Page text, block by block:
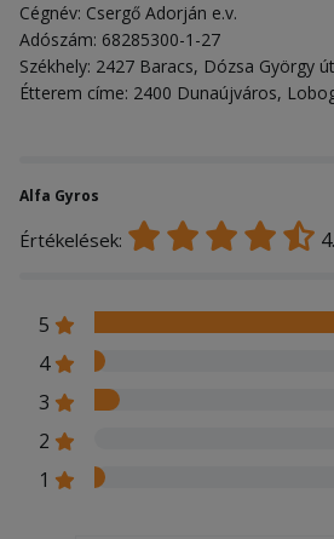
Cégnév: Csergő Adorján e.v.
Adószám: 68285300-1-27
Székhely: 2427 Baracs, Dózsa György
Étterem címe: 2400 Dunaújváros,
Alfa Gyros
Értékelések:
5
4
3
2
1